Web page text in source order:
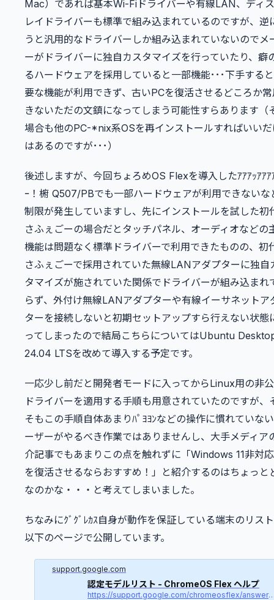
Mac）であれば基本Wi-Fiドライバーや有線LAN、ディ
レイドライバーも標準で組み込まれているのですが、逆
うと汎用的なドライバーしか組み込まれていないのでメ
ーがドライバーに独自カスタマイズを行っていたり、癖
るハードウェアを採用していると一部機能･･･下手する
要な機能が利用できず、古いPCを復活させるどころか
きないただの文鎮になってしまう可能性すらあります（
場合も他のPC-*nix系OSを再インストールすればいい
はあるのですが･･･）
後述しますが、今回ちょろめOS Flexを導入したｱｱｱｯｱｱｱ
ｰ！椨 Q507/PBでも一部ハードウェアが利用できないな
制限が発生していますし、先にインストールを試した初
さふぇごーの場合だとタッチパネル、オーディオなどの
機能は問題なく標準ドライバーで利用できたものの、初
さふぇごーで採用されていた無線LANアダプターに独自
タマイズが施されていた関係でドライバーが組み込まれ
らず、外付け無線LANアダプターや有線イーサネットア
ターを接続しないと初期セットアップすら行えない状態
ってしまったので結局こちらについてはUbuntu
24.04 LTSを改めて導入する予定です。
一応少し前だと開発者モードに入ってからLinux用の非
ドライバーを適用する手順も用意されていたのですが、
そもこの手順自体あまりﾊﾟﾖﾖﾝなどの操作に慣れていな
ーザーがやるべき作業ではありませんし、大手メディア
介記事でもあまりこの点を触れずに「Windows 11非対
を復活させるならおすすめ！」と紹介するのはちょっと
なのかな・・・と考えてしまいました。
ちなみにｸﾞｸﾞﾚｶｽ自身が動作を保証している端末のリス
以下のページで公開しています。
support.google.com
認定モデルリスト - ChromeOS Flex ヘルプ
https://support.google.com/